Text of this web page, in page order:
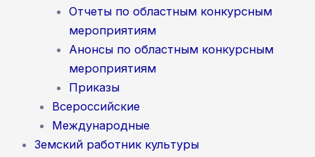
Отчеты по областным конкурсным
мероприятиям
Анонсы по областным конкурсным
мероприятиям
Приказы
Всероссийские
Международные
Земский работник культуры